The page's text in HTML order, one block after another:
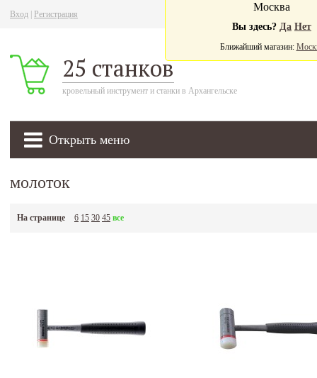
Вход Регистрация
25 станков
кровельный инструмент и станки в Архангельске
Открыть меню
Москва
Вы здесь? Да Нет
Ближайший магазин:
молоток
На странице 6 15 30 45 все